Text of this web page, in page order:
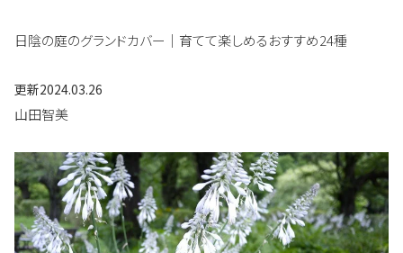
日陰の庭のグランドカバー｜育てて楽しめるおすすめ24種
更新2024.03.26
山田智美